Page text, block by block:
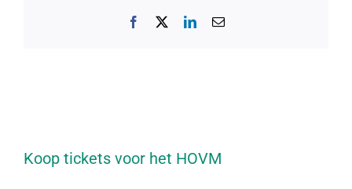
Facebook LinkedIn
E-
Koop tickets voor het HOVM